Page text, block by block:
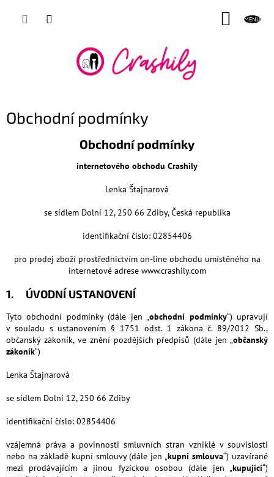
Obchodní podmínky
Obchodní podmínky
internetového obchodu Crashily
Lenka Štajnarová
se sídlem Dolní 12, 250 66 Zdiby, Česká republika
identifikační číslo: 02854406
pro prodej zboží prostřednictvím on-line obchodu umístěného na
internetové adrese www.crashily.com
1. ÚVODNÍ USTANOVENÍ
Tyto obchodní podmínky (dále jen „obchodní podmínky“) upravují
v souladu s ustanovením § 1751 odst. 1 zákona č. 89/2012 Sb.,
občanský zákoník, ve znění pozdějších předpisů (dále jen „občanský
zákoník“)
Lenka Štajnarová
se sídlem Dolní 12, 250 66 Zdiby
identifikační číslo: 02854406
vzájemná práva a povinnosti smluvních stran vzniklé v souvislosti
nebo na základě kupní smlouvy (dále jen „kupní smlouva“) uzavírané
mezi prodávajícím a jinou fyzickou osobou (dále jen „kupující“)